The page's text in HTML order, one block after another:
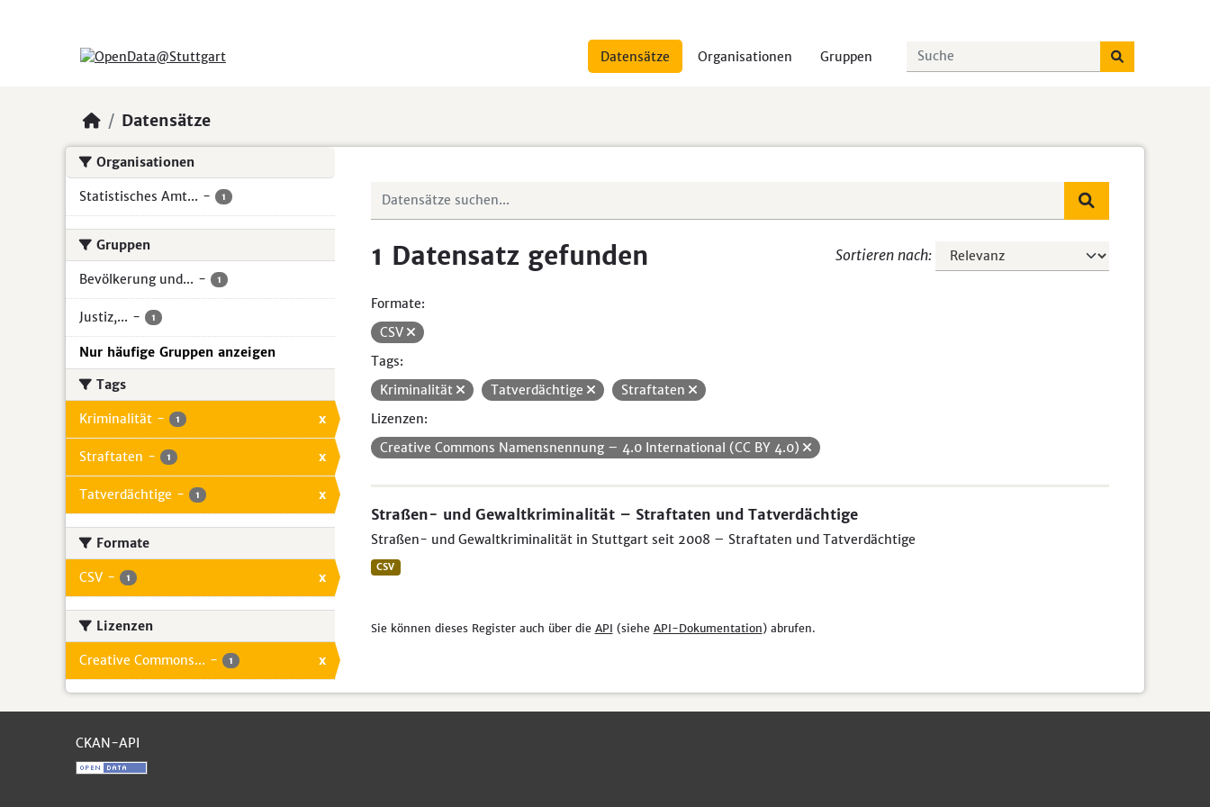
Datensätze Organisationen Gruppen
Datensätze
Organisationen
Statistisches Amt... - 1
Gruppen
Bevölkerung und... - 1
Justiz,... - 1
Nur häufige Gruppen anzeigen
Tags
Kriminalität - 1 x
Straftaten - 1 x
Tatverdächtige - 1 x
Formate
CSV - 1 x
Lizenzen
Creative Commons... - 1 x
Sortieren nach
1 Datensatz gefunden
Formate:
CSV
Tags:
Kriminalität
Tatverdächtige
Straftaten
Lizenzen:
Creative Commons Namensnennung – 4.0 International (CC BY 4.0)
Straßen- und Gewaltkriminalität – Straftaten und Tatverdächtige
Straßen- und Gewaltkriminalität in Stuttgart seit 2008 – Straftaten und Tatverdächtige
CSV
Sie können dieses Register auch über die API (siehe API-Dokumentation) abrufen.
CKAN-API